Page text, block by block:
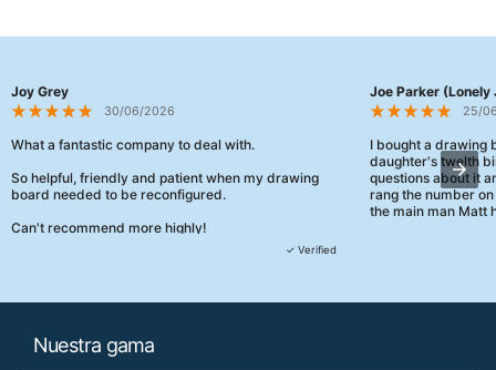
Joy Grey
30/06/2026
What a fantastic company to deal with.
So helpful, friendly and patient when my drawing
board needed to be reconfigured.
Can't recommend more highly!
✓ Verified
Joe Parker (Lonely
25/
I bought a drawing
daughter's twelth
questions about it
rang the number
the main man Matt
Nuestra gama